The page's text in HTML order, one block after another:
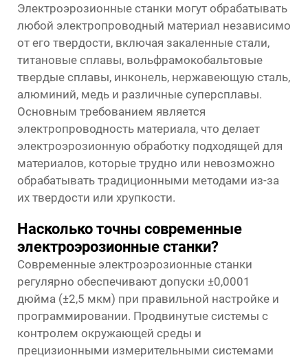
Электроэрозионные станки могут обрабатывать
любой электропроводный материал независимо
от его твердости, включая закаленные стали,
титановые сплавы, вольфрамокобальтовые
твердые сплавы, инконель, нержавеющую сталь,
алюминий, медь и различные суперсплавы.
Основным требованием является
электропроводность материала, что делает
электроэрозионную обработку подходящей для
материалов, которые трудно или невозможно
обрабатывать традиционными методами из-за
их твердости или хрупкости.
Насколько точны современные
электроэрозионные станки?
Современные электроэрозионные станки
регулярно обеспечивают допуски ±0,0001
дюйма (±2,5 мкм) при правильной настройке и
программировании. Продвинутые системы с
контролем окружающей среды и
прецизионными измерительными системами